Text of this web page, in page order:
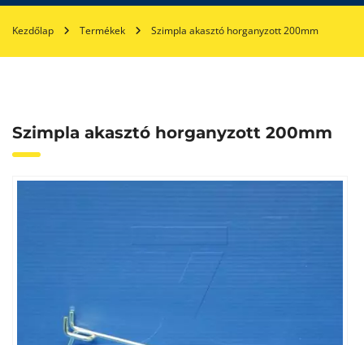
Kezdőlap Termékek Szimpla akasztó horganyzott 200mm
Szimpla akasztó horganyzott 200mm